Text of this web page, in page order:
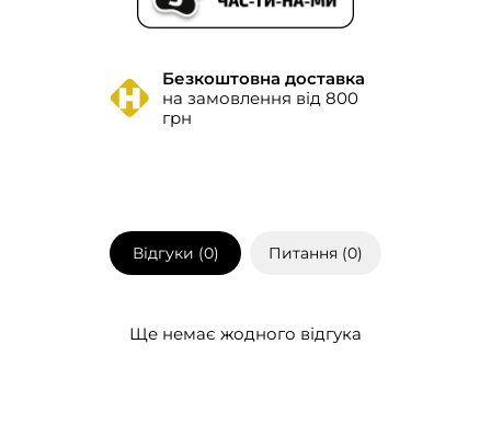
Безкоштовна доставка
на замовлення від 800
грн
Відгуки (0) Питання (0)
Ще немає жодного відгука